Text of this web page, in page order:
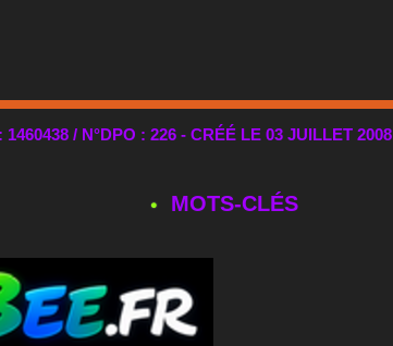
/ N°DPO : 226 - CRÉÉ LE 03 JUILLET 2008
MOTS‑CLÉS